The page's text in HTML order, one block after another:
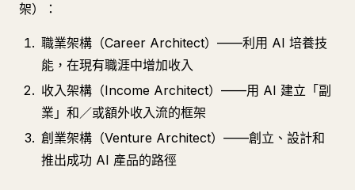
架）：
職業架構（Career Architect）——利用 AI 培養技
能，在現有職涯中增加收入
收入架構（Income Architect）——用 AI 建立「副
業」和／或額外收入流的框架
創業架構（Venture Architect）——創立、設計和
推出成功 AI 產品的路徑